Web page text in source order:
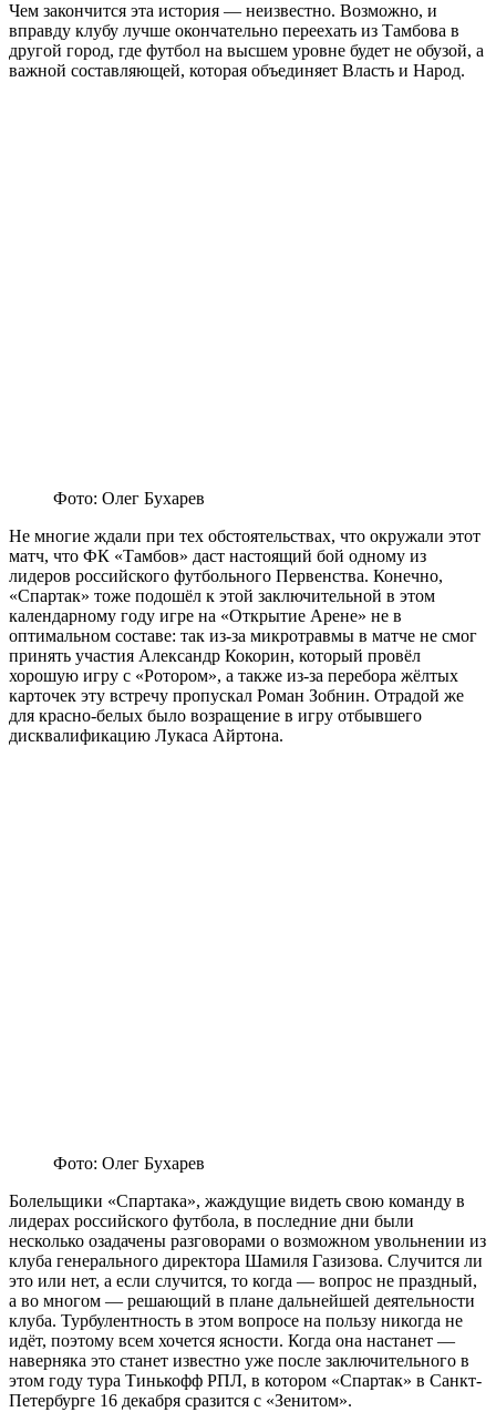
Чем закончится эта история — неизвестно. Возможно, и
вправду клубу лучше окончательно переехать из Тамбова в
другой город, где футбол на высшем уровне будет не обузой, а
важной составляющей, которая объединяет Власть и Народ.
Фото: Олег Бухарев
Не многие ждали при тех обстоятельствах, что окружали этот
матч, что ФК «Тамбов» даст настоящий бой одному из
лидеров российского футбольного Первенства. Конечно,
«Спартак» тоже подошёл к этой заключительной в этом
календарному году игре на «Открытие Арене» не в
оптимальном составе: так из-за микротравмы в матче не смог
принять участия Александр Кокорин, который провёл
хорошую игру с «Ротором», а также из-за перебора жёлтых
карточек эту встречу пропускал Роман Зобнин. Отрадой же
для красно-белых было возращение в игру отбывшего
дисквалификацию Лукаса Айртона.
Фото: Олег Бухарев
Болельщики «Спартака», жаждущие видеть свою команду в
лидерах российского футбола, в последние дни были
несколько озадачены разговорами о возможном увольнении из
клуба генерального директора Шамиля Газизова. Случится ли
это или нет, а если случится, то когда — вопрос не праздный,
а во многом — решающий в плане дальнейшей деятельности
клуба. Турбулентность в этом вопросе на пользу никогда не
идёт, поэтому всем хочется ясности. Когда она настанет —
наверняка это станет известно уже после заключительного в
этом году тура Тинькофф РПЛ, в котором «Спартак» в Санкт-
Петербурге 16 декабря сразится с «Зенитом».